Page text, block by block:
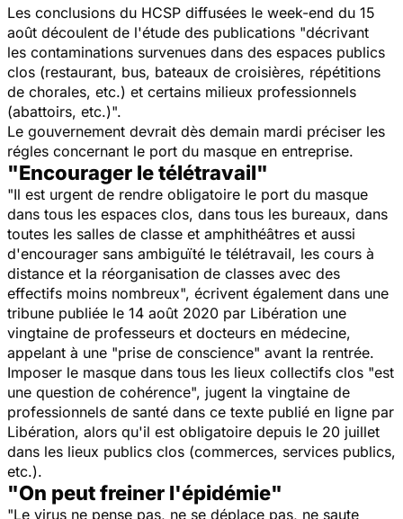
Les conclusions du HCSP diffusées le week-end du 15
août découlent de l'étude des publications "décrivant
les contaminations survenues dans des espaces publics
clos (restaurant, bus, bateaux de croisières, répétitions
de chorales, etc.) et certains milieux professionnels
(abattoirs, etc.)".
Le gouvernement devrait dès demain mardi préciser les
régles concernant le port du masque en entreprise.
"Encourager le télétravail"
"Il est urgent de rendre obligatoire le port du masque
dans tous les espaces clos, dans tous les bureaux, dans
toutes les salles de classe et amphithéâtres et aussi
d'encourager sans ambiguïté le télétravail, les cours à
distance et la réorganisation de classes avec des
effectifs moins nombreux", écrivent également dans une
tribune publiée le 14 août 2020 par Libération une
vingtaine de professeurs et docteurs en médecine,
appelant à une "prise de conscience" avant la rentrée.
Imposer le masque dans tous les lieux collectifs clos "est
une question de cohérence", jugent la vingtaine de
professionnels de santé dans ce texte publié en ligne par
Libération, alors qu'il est obligatoire depuis le 20 juillet
dans les lieux publics clos (commerces, services publics,
etc.).
"On peut freiner l'épidémie"
"Le virus ne pense pas, ne se déplace pas, ne saute